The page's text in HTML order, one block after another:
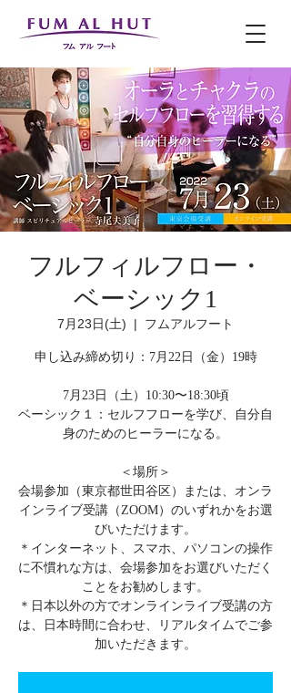
フルフィルフロー・
ベーシック1
7月23日(土)
  |
フムアルフート
申し込み締め切り：7月22日（金）19時
7月23日（土）10:30〜18:30頃
ベーシック１：セルフフローを学び、自分自
身のためのヒーラーになる。
＜場所＞
会場参加（東京都世田谷区）または、オンラ
インライブ受講（ZOOM）のいずれかをお選
びいただけます。
＊インターネット、スマホ、パソコンの操作
に不慣れな方は、会場参加をお選びいただく
ことをお勧めします。
＊日本以外の方でオンラインライブ受講の方
は、日本時間に合わせ、リアルタイムでご参
加いただきます。